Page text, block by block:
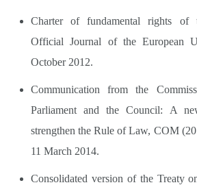
Charter of fundamental rights of
Official Journal of the European
October 2012.
Communication from the
Parliament and the Council: A
strengthen the Rule of Law, COM
11 March 2014.
Consolidated version of the Treaty